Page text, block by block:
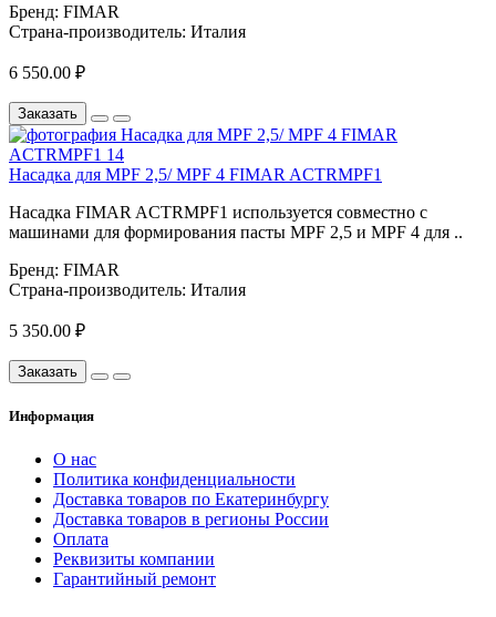
Бренд: FIMAR
Страна-производитель: Италия
6 550.00 ₽
Заказать
Насадка для MPF 2,5/ MPF 4 FIMAR ACTRMPF1
Насадка FIMAR ACTRMPF1 используется совместно с
машинами для формирования пасты MPF 2,5 и MPF 4 для ..
Бренд: FIMAR
Страна-производитель: Италия
5 350.00 ₽
Заказать
Информация
О нас
Политика конфиденциальности
Доставка товаров по Екатеринбургу
Доставка товаров в регионы России
Оплата
Реквизиты компании
Гарантийный ремонт